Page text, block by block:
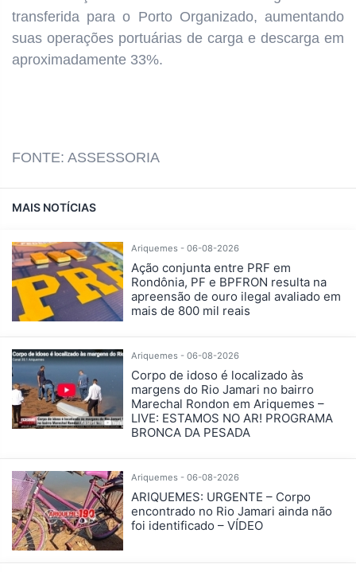
transferida para o Porto Organizado, aumentando
suas operações portuárias de carga e descarga em
aproximadamente 33%.
FONTE: ASSESSORIA
MAIS NOTÍCIAS
Ariquemes - 06-08-2026
Ação conjunta entre PRF em
Rondônia, PF e BPFRON resulta na
apreensão de ouro ilegal avaliado em
mais de 800 mil reais
Ariquemes - 06-08-2026
Corpo de idoso é localizado às
margens do Rio Jamari no bairro
Marechal Rondon em Ariquemes –
LIVE: ESTAMOS NO AR! PROGRAMA
BRONCA DA PESADA
Ariquemes - 06-08-2026
ARIQUEMES: URGENTE – Corpo
encontrado no Rio Jamari ainda não
foi identificado – VÍDEO